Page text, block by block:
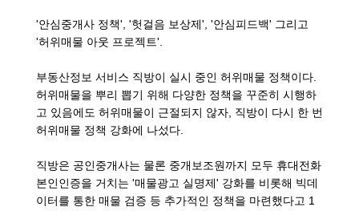
'안심중개사 정책', '헛걸음 보상제', '안심피드백' 그리고
'허위매물 아웃 프로젝트'.
부동산정보 서비스 직방이 실시 중인 허위매물 정책이다.
허위매물을 뿌리 뽑기 위해 다양한 정책을 꾸준히 시행하
고 있음에도 허위매물이 근절되지 않자, 직방이 다시 한 번
허위매물 정책 강화에 나섰다.
직방은 공인중개사는 물론 중개보조원까지 모두 휴대전화
본인인증을 거치는 '매물광고 실명제' 강화를 비롯해 빅데
이터를 통한 매물 검증 등 추가적인 정책을 마련했다고 1